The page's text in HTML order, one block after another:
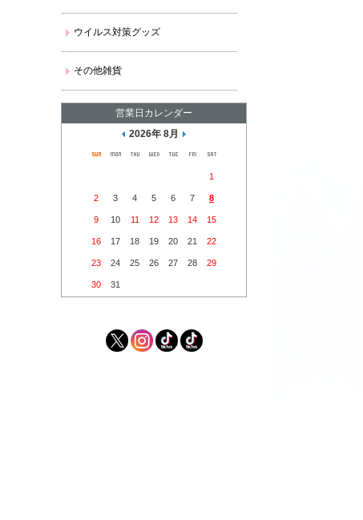
ウイルス対策グッズ
その他雑貨
営業日カレンダー
2026年 8月
1
2 3 4 5 6 7 8
9 10 11 12 13 14 15
16 17 18 19 20 21 22
23 24 25 26 27 28 29
30 31